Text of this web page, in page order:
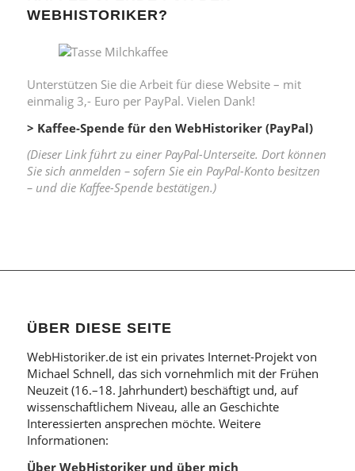
WEBHISTORIKER?
Unterstützen Sie die Arbeit für diese Website – mit
einmalig 3,- Euro per PayPal. Vielen Dank!
> Kaffee-Spende für den WebHistoriker (PayPal)
(Dieser Link führt zu einer PayPal-Unterseite. Dort können
Sie sich anmelden – sofern Sie ein PayPal-Konto besitzen
– und die Kaffee-Spende bestätigen.)
ÜBER DIESE SEITE
WebHistoriker.de ist ein privates Internet-Projekt von
Michael Schnell, das sich vornehmlich mit der Frühen
Neuzeit (16.–18. Jahrhundert) beschäftigt und, auf
wissenschaftlichem Niveau, alle an Geschichte
Interessierten ansprechen möchte. Weitere
Informationen:
Über WebHistoriker und über mich